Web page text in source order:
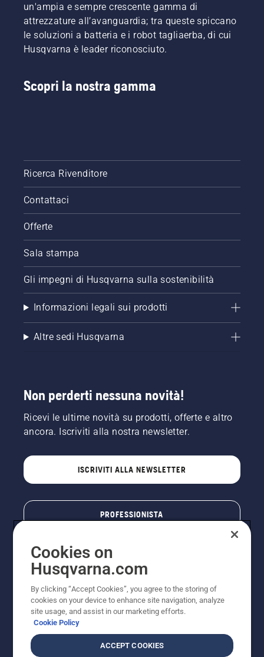
un'ampia e sempre crescente gamma di
attrezzature all’avanguardia; tra queste spiccano
le soluzioni a batteria e i robot tagliaerba, di cui
Husqvarna è leader riconosciuto.
Scopri la nostra gamma
Ricerca Rivenditore
Contattaci
Offerte
Sala stampa
Gli impegni di Husqvarna sulla sostenibilità
Informazioni legali sui prodotti
Altre sedi Husqvarna
Non perderti nessuna novità!
Ricevi le ultime novità su prodotti, offerte e altro
ancora. Iscriviti alla nostra newsletter.
ISCRIVITI ALLA NEWSLETTER
PROFESSIONISTA
© Husqvarna AB (publ). Tutti i diritti riservati. I prezzi
pubblicati si intendono raccomandati e arrotondati, non
Cookies on
Husqvarna.com
By clicking “Accept Cookies”, you agree to the storing of
cookies on your device to enhance site navigation, analyze
site usage, and assist in our marketing efforts.
Cookie Policy
ACCEPT COOKIES